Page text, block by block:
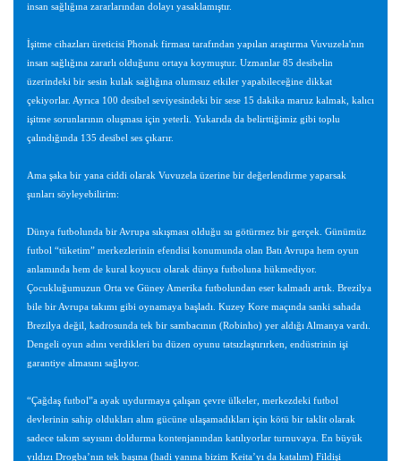
insan sağlığına zararlarından dolayı yasaklamıştır.
İşitme cihazları üreticisi Phonak firması tarafından yapılan araştırma Vuvuzela'nın
insan sağlığına zararlı olduğunu ortaya koymuştur. Uzmanlar 85 desibelin
üzerindeki bir sesin kulak sağlığına olumsuz etkiler yapabileceğine dikkat
çekiyorlar. Ayrıca 100 desibel seviyesindeki bir sese 15 dakika maruz kalmak, kalıcı
işitme sorunlarının oluşması için yeterli. Yukarıda da belirttiğimiz gibi toplu
çalındığında 135 desibel ses çıkarır.
Ama şaka bir yana ciddi olarak Vuvuzela üzerine bir değerlendirme yaparsak
şunları söyleyebilirim:
Dünya futbolunda bir Avrupa sıkışması olduğu su götürmez bir gerçek. Günümüz
futbol “tüketim” merkezlerinin efendisi konumunda olan Batı Avrupa hem oyun
anlamında hem de kural koyucu olarak dünya futboluna hükmediyor.
Çocukluğumuzun Orta ve Güney Amerika futbolundan eser kalmadı artık. Brezilya
bile bir Avrupa takımı gibi oynamaya başladı. Kuzey Kore maçında sanki sahada
Brezilya değil, kadrosunda tek bir sambacının (Robinho) yer aldığı Almanya vardı.
Dengeli oyun adını verdikleri bu düzen oyunu tatsızlaştırırken, endüstrinin işi
garantiye almasını sağlıyor.
“Çağdaş futbol”a ayak uydurmaya çalışan çevre ülkeler, merkezdeki futbol
devlerinin sahip oldukları alım gücüne ulaşamadıkları için kötü bir taklit olarak
sadece takım sayısını doldurma kontenjanından katılıyorlar turnuvaya. En büyük
yıldızı Drogba’nın tek başına (hadi yanına bizim Keita’yı da katalım) Fildişi